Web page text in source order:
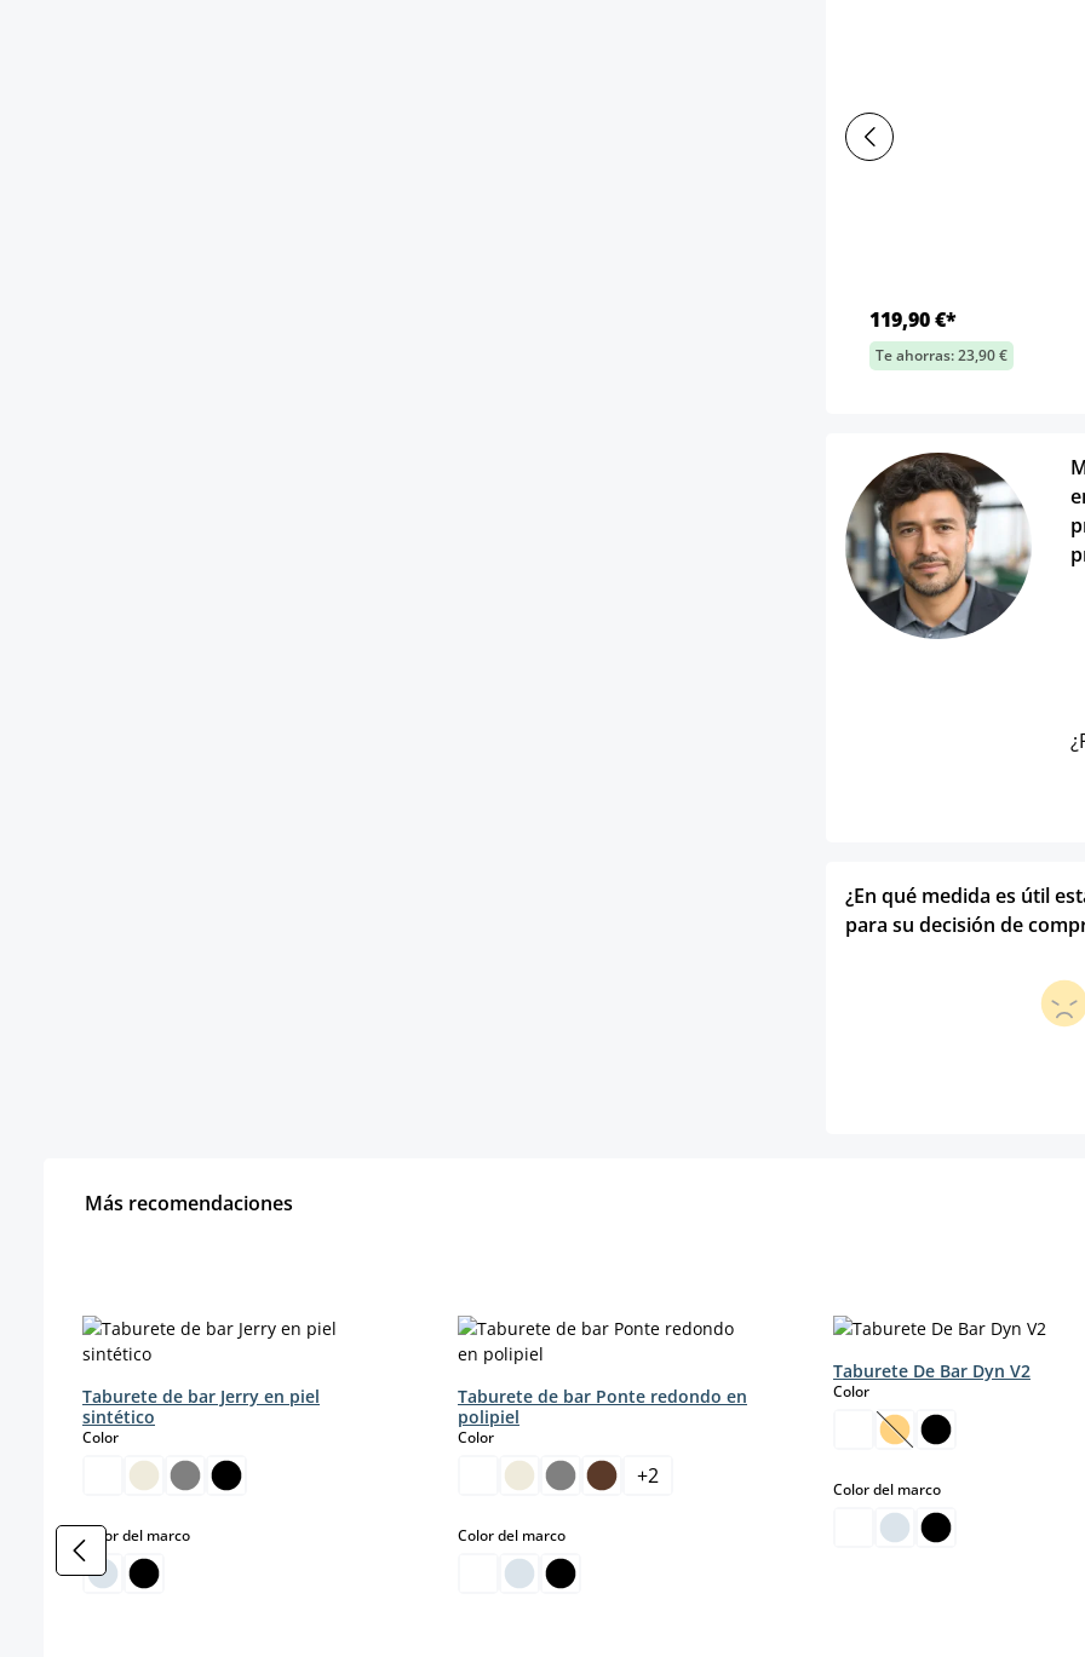
119,90 €*
Te ahorras: 23,90 €
¿En qué medida es útil
para su decisión de
Más recomendaciones
Taburete de bar Jerry en piel
sintético
Colorselect
Color del marcoselect
Taburete de bar Ponte redondo en
polipiel
Colorselect
+2
Color del marcoselect
Taburete De Bar Dyn V2
Colorselect
(Esta opción no está
Color del marcoselect